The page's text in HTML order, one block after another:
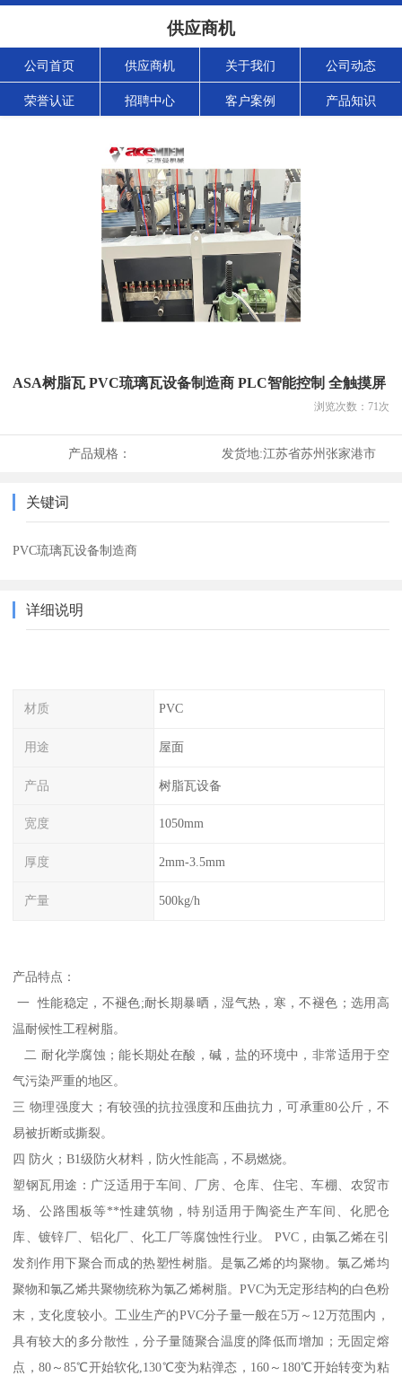
供应商机
公司首页 供应商机 关于我们 公司动态
荣誉认证 招聘中心 客户案例 产品知识
ASA树脂瓦 PVC琉璃瓦设备制造商 PLC智能控制 全触摸屏
浏览次数： 71次
产品规格： 发货地:江苏省苏州张家港市
关键词
PVC琉璃瓦设备制造商
详细说明
材质 PVC
用途 屋面
产品 树脂瓦设备
宽度 1050mm
厚度 2mm-3.5mm
产量 500kg/h
产品特点：
一 性能稳定，不褪色;耐长期暴晒，湿气热，寒，不褪色；选用高
温耐候性工程树脂。
二 耐化学腐蚀；能长期处在酸，碱，盐的环境中，非常适用于空
气污染严重的地区。
三 物理强度大；有较强的抗拉强度和压曲抗力，可承重80公斤，不
易被折断或撕裂。
四 防火；B1级防火材料，防火性能高，不易燃烧。
塑钢瓦用途：广泛适用于车间、厂房、仓库、住宅、车棚、农贸市
场、公路围板等**性建筑物，特别适用于陶瓷生产车间、化肥仓
库、镀锌厂、铝化厂、化工厂等腐蚀性行业。 PVC，由氯乙烯在引
发剂作用下聚合而成的热塑性树脂。是氯乙烯的均聚物。氯乙烯均
聚物和氯乙烯共聚物统称为氯乙烯树脂。PVC为无定形结构的白色粉
末，支化度较小。工业生产的PVC分子量一般在5万～12万范围内，
具有较大的多分散性，分子量随聚合温度的降低而增加；无固定熔
点，80～85℃开始软化,130℃变为粘弹态，160～180℃开始转变为粘